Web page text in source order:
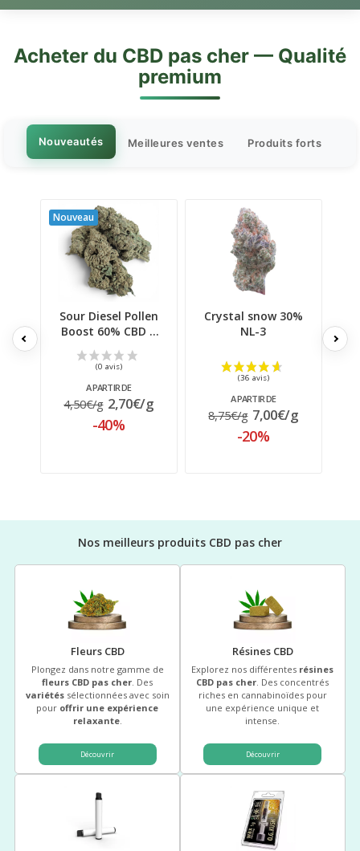
Acheter du CBD pas cher — Qualité
premium
Nouveautés Meilleures ventes Produits forts
Nouveau
Sour Diesel Pollen
Boost 60% CBD |
Signature...
(0 avis)
A PARTIR DE
4,50€/g 2,70€/g
-40%
Crystal snow 30%
NL-3
(36
A PARTIR DE
8,75€/g 7,00€/g
-20%
Nos meilleurs produits CBD pas cher
Fleurs CBD
Plongez dans notre gamme de
fleurs CBD pas cher. Des
variétéssélectionnées avec soin
pour offrir une expérience
relaxante.
Découvrir
Résines CBD
Explorez nos différentes résines
CBD pas cher. Des concentrés
riches en cannabinoïdes pour
une expérience unique et
intense.
Découvrir